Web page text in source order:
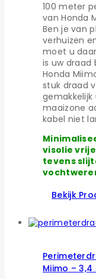
100 meter
van Honda
Ben je van
verhuizen
moet u
is uw draad
Honda
stuk draad
maaizone
kabel niet
visolie
tevens
Bekijk
Miimo –